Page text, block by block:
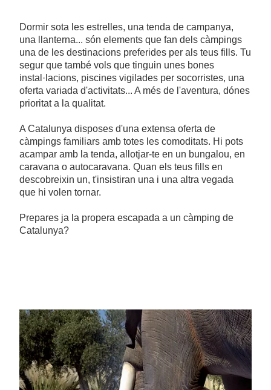
Dormir sota les estrelles, una tenda de campanya,
una llanterna... són elements que fan dels càmpings
una de les destinacions preferides per als teus fills. Tu
segur que també vols que tinguin unes bones
instal·lacions, piscines vigilades per socorristes, una
oferta variada d'activitats... A més de l'aventura, dónes
prioritat a la qualitat.
A Catalunya disposes d'una extensa oferta de
càmpings familiars amb totes les comoditats. Hi pots
acampar amb la tenda, allotjar-te en un bungalou, en
caravana o autocaravana. Quan els teus fills en
descobreixin un, t'insistiran una i una altra vegada
que hi volen tornar.
Prepares ja la propera escapada a un càmping de
Catalunya?